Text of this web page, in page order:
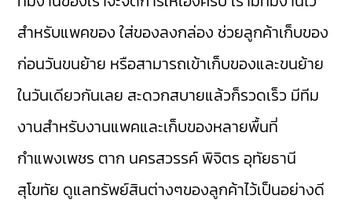
สำหรับแพคของ ใส่ของลงกล่อง ช่วยลูกค้าเก็บของ
ก่อนวันขนย้าย หรือสามารถเข้าเก็บของและขนย้าย
ในวันเดียวกันเลย สะดวกสบายแล้วก็รวดเร็ว มีทีม
งานสำหรับงานแพคและเก็บของหลายพื้นที่
กำแพงเพชร ตาก นครสวรรค์ พิจิตร อุทัยธานี
สุโขทัย ดูแลทรัพย์สินต่างๆของลูกค้าไว้เป็นอย่างดี